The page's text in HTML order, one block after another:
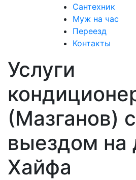
Сантехник
Муж на час
Переезд
Контакты
Услуги
(Мазганов) с
выездом на
Хайфа